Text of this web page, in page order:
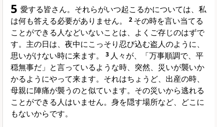
5 愛する皆さん。それらがいつ起こるかについては、私
は何も答える必要がありません。
2 その時を言い当てる
ことができる人などいないことは、よくご存じのはずで
す。主の日は、夜中にこっそり忍び込む盗人のように、
思いがけない時に来ます。
3 人々が、「万事順調で、平
穏無事だ」と言っているような時、突然、災いが襲いか
かるようにやって来ます。それはちょうど、出産の時、
母親に陣痛が襲うのと似ています。その災いから逃れる
ことができる人はいません。身を隠す場所など、どこに
もないからです。